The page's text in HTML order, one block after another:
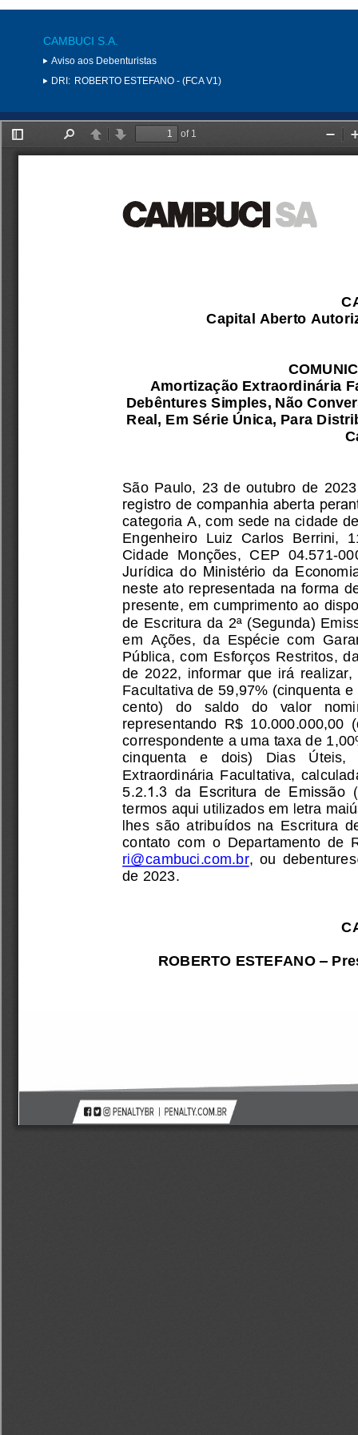
CAMBUCI S.A.
Aviso aos Debenturistas
DRI: ROBERTO ESTEFANO - (FCA V1)